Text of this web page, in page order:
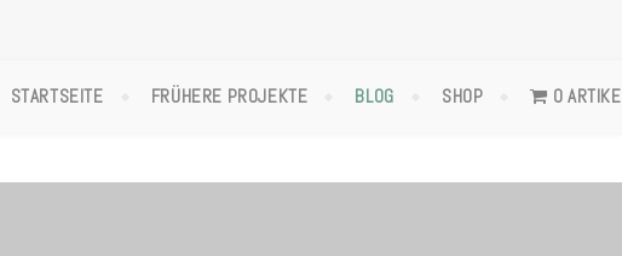
STARTSEITE FRÜHERE PROJEKTE BLOG SHOP 0